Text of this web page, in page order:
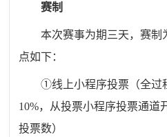
赛制
本次赛事为期三天，赛制
点如下：
①线上小程序投票（全过
10%，从投票小程序投票通道
投票数）